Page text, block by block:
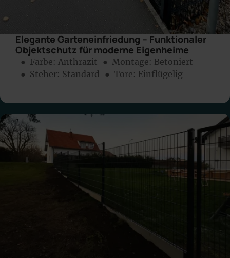
Elegante Garteneinfriedung – Funktionaler
Objektschutz für moderne Eigenheime
● Farbe: Anthrazit ● Montage: Betoniert
● Steher: Standard
● Tore: Einflügelig